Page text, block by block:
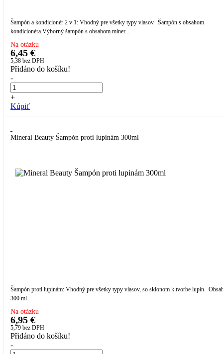
Šampón a kondicionér 2 v 1: Vhodný pre všetky typy vlasov. Šampón s obsahom
kondicionéra.Výborný šampón s obsahom miner...
Na otázku
6,45 €
5,38 bez DPH
Přidáno do košíku!
-
+
Kúpiť
Mineral Beauty Šampón proti lupinám 300ml
Šampón proti lupinám: Vhodný pre všetky typy vlasov, so sklonom k tvorbe lupín.
300 ml
Na otázku
6,95 €
5,79 bez DPH
Přidáno do košíku!
-